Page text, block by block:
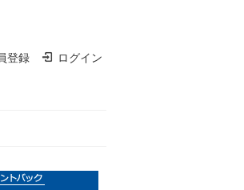
登録 ログイン